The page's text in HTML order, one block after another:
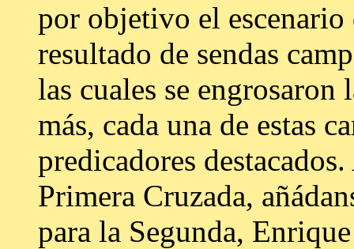
por objetivo el escenario
resultado de sendas
las cuales se
más, cada una de estas
predicadores
Primera Cruzada,
para la Segunda,